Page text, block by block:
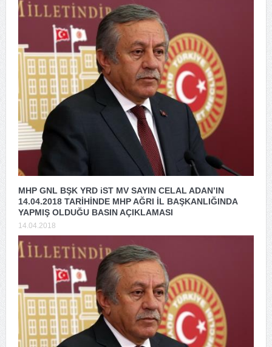
MHP GNL BŞK YRD iST MV SAYIN CELAL ADAN’IN
14.04.2018 TARİHİNDE MHP AĞRI İL BAŞKANLIĞINDA
YAPMIŞ OLDUĞU BASIN AÇIKLAMASI
14.04.2018